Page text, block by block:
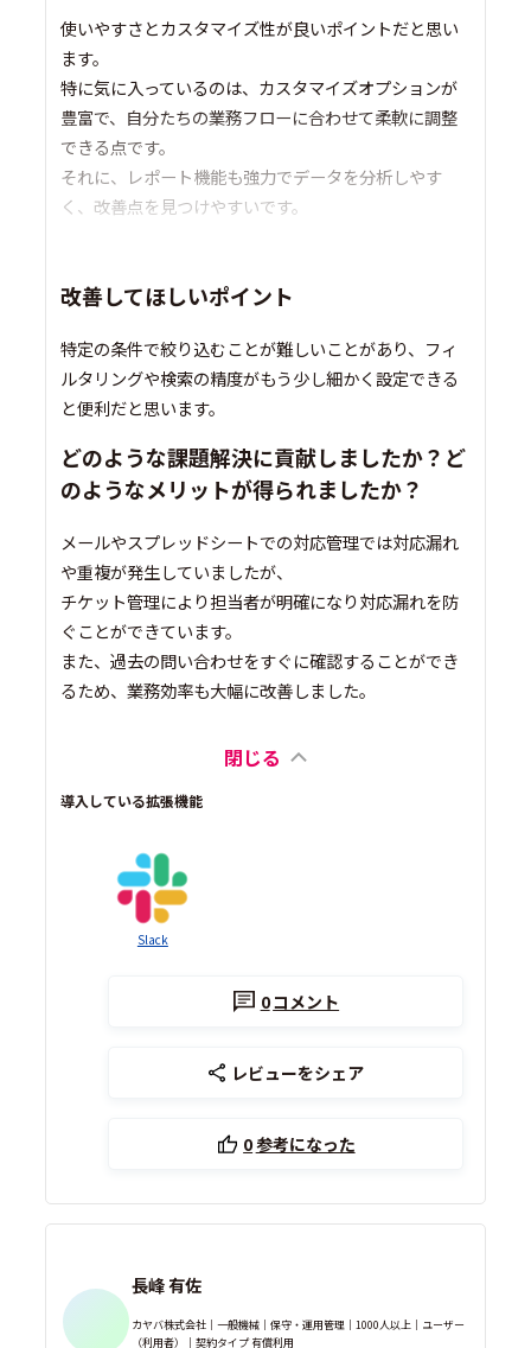
使いやすさとカスタマイズ性が良いポイントだと思い
ます。
特に気に入っているのは、カスタマイズオプションが
豊富で、自分たちの業務フローに合わせて柔軟に調整
できる点です。
それに、レポート機能も強力でデータを分析しやす
く、改善点を見つけやすいです。
改善してほしいポイント
特定の条件で絞り込むことが難しいことがあり、フィ
ルタリングや検索の精度がもう少し細かく設定できる
と便利だと思います。
どのような課題解決に貢献しましたか？ど
のようなメリットが得られましたか？
メールやスプレッドシートでの対応管理では対応漏れ
や重複が発生していましたが、
チケット管理により担当者が明確になり対応漏れを防
ぐことができています。
また、過去の問い合わせをすぐに確認することができ
るため、業務効率も大幅に改善しました。
閉じる
導入している拡張機能
Slack
0コメント
レビューをシェア
0参考になった
長峰 有佐
カヤバ株式会社｜一般機械｜保守・運用管理｜1000人以上｜ユーザー
（利用者）｜契約タイプ 有償利用